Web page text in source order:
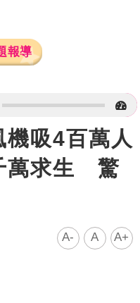
報導
吸4百萬人
萬求生 驚
A- A A+